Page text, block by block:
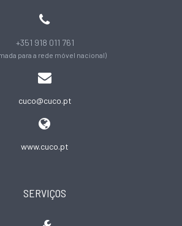
+351 918 011 761
para a rede móvel nacional)
cuco@cuco.pt
www.cuco.pt
SERVIÇOS